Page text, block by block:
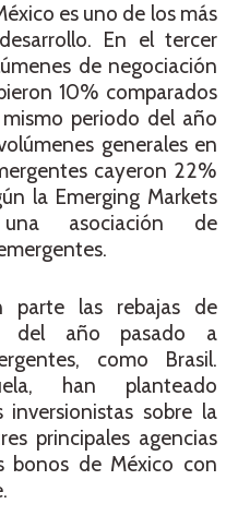
es uno de los más
En el tercer
de negociación
10% comparados
periodo del año
generales en
cayeron 22%
la Emerging Markets
una asociación de
parte las rebajas de
del año pasado a
como Brasil.
han planteado
inversionistas sobre la
principales agencias
bonos de México con